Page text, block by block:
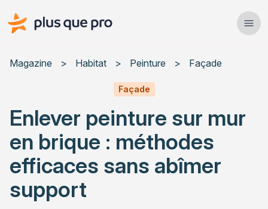
Plus que pro Mag'
Services
Actualités
Magazine > Habitat > Peinture > Façade
Façade
Enlever peinture sur mur
en brique : méthodes
efficaces sans abîmer
support